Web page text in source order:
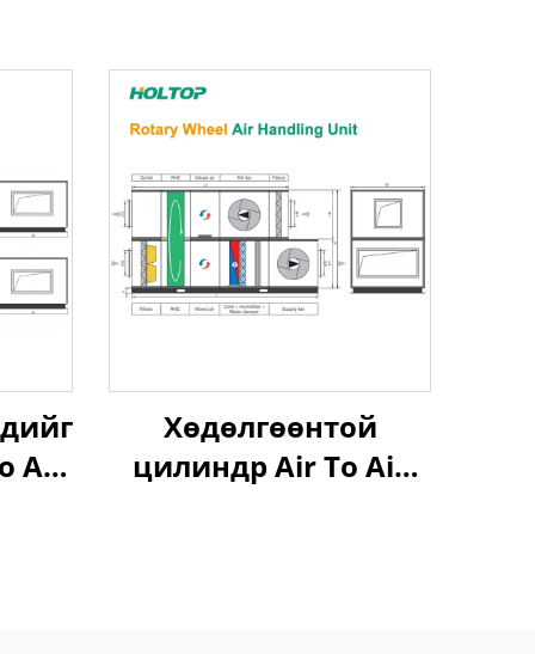
Air
Хөдөлгөөнтой
цилиндр Air To Air